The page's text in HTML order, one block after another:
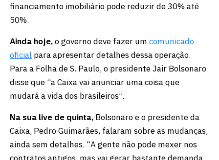
financiamento imobiliário pode reduzir de 30% até
50%.
Ainda hoje,o governo deve fazer um comunicado
oficial para apresentar detalhes dessa operação.
Para a Folha de S. Paulo, o presidente Jair Bolsonaro
disse que “a Caixa vai anunciar uma coisa que
mudará a vida dos brasileiros”.
Na sua live de quinta, Bolsonaro e o presidente da
Caixa, Pedro Guimarães, falaram sobre as mudanças,
ainda sem detalhes. “A gente não pode mexer nos